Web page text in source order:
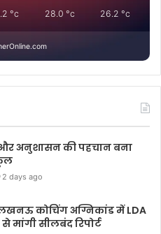
°c 28.0 °c 26.2 °c
और अनुशासन की पहचान बना
2 days ago
लखनऊ कोचिंग अग्निकांड में LDA
मांगी सीलबंद रिपोर्ट